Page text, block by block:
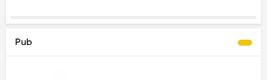
Pub